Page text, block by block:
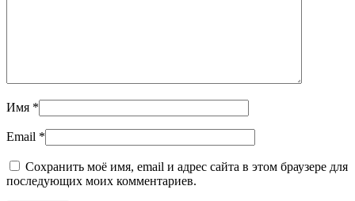
Имя *
Email *
Сохранить моё имя, email и адрес сайта в этом браузере для
последующих моих комментариев.